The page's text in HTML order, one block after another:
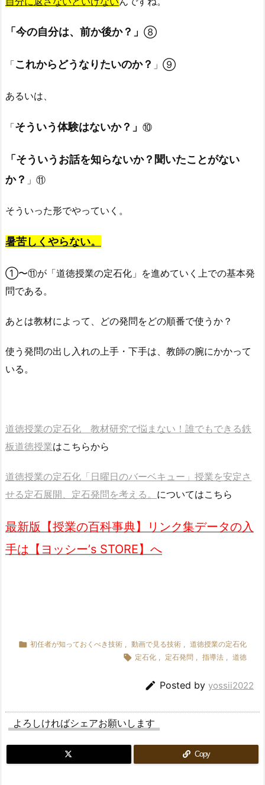
「今の自分は、前か後か？」 ⑧
「これからどうなりたいのか？ 」⑨
あるいは、
「そういう体験はないか？」 ⑩
「そういうお話を知らないか？聞いたことがない
か？ 」⑪
そういった形でやっていく。
暑苦しくやらない。
①〜⑪が「道徳授業の定石化」を進めていく上での基本発
問である。
あとは教材によって、どの発問をどの順番で使うか？
使う発問の出し入れの上手・下手は、教師の腕にかかって
いる。
道徳授業の定石化 教材研究で悩まない！誰でもできる鉄
板道徳授業はこちらから
道徳授業の定石化「日曜日のバーベキュー」授業を安定さ
せる定石展開、定石発問を考える。 についてはこちら
最新版【授業の百科事典】リンク集データの入
手は【ヨッシー’s STORE】へ
 初任者が知っておくべき技術 , 動画で見る技術 , 道徳授業の定石化
 定石化 , 定石発問 , 指導法 , 道徳
 Posted by yossii2022
よろしければシェアお願いします
Copy